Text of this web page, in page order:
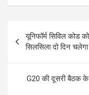
b
o
o
k
er
Post
navigation
यूनिफॉर्म सिविल
सिलसिला दो दिन चलेगा
G20 की दूसरी बैठक के